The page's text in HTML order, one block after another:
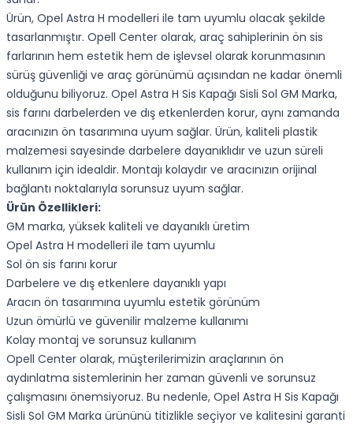
Ürün, Opel Astra H modelleri ile tam uyumlu olacak şekilde
tasarlanmıştır. Opell Center olarak, araç sahiplerinin ön sis
farlarının hem estetik hem de işlevsel olarak korunmasının
sürüş güvenliği ve araç görünümü açısından ne kadar önemli
olduğunu biliyoruz. Opel Astra H Sis Kapağı Sisli Sol GM Marka,
sis farını darbelerden ve dış etkenlerden korur, aynı zamanda
aracınızın ön tasarımına uyum sağlar. Ürün, kaliteli plastik
malzemesi sayesinde darbelere dayanıklıdır ve uzun süreli
kullanım için idealdir. Montajı kolaydır ve aracınızın orijinal
bağlantı noktalarıyla sorunsuz uyum sağlar.
Ürün Özellikleri:
GM marka, yüksek kaliteli ve dayanıklı üretim
Opel Astra H modelleri ile tam uyumlu
Sol ön sis farını korur
Darbelere ve dış etkenlere dayanıklı yapı
Aracın ön tasarımına uyumlu estetik görünüm
Uzun ömürlü ve güvenilir malzeme kullanımı
Kolay montaj ve sorunsuz kullanım
Opell Center olarak, müşterilerimizin araçlarının ön
aydınlatma sistemlerinin her zaman güvenli ve sorunsuz
çalışmasını önemsiyoruz. Bu nedenle, Opel Astra H Sis Kapağı
Sisli Sol GM Marka ürününü titizlikle seçiyor ve kalitesini garanti